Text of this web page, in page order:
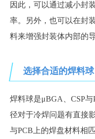
因此，可以通过减小封
率。另外，也可以在封
料来增强封装体内部的
选择合适的焊料球
焊料球是μBGA、CSP
径对于冷焊问题有直接
与PCB上的焊盘材料相